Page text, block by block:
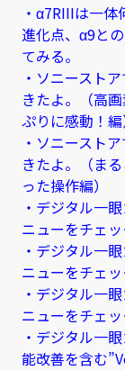
・α7RIIIは一
進化点、α9と
てみる。
・ソニースト
きたよ。（高
ぷりに感動！編
・ソニースト
きたよ。（ま
った操作編）
・デジタル一
ニューをチェッ
・デジタル一
ニューをチェッ
・デジタル一
ニューをチェッ
・デジタル一
能改善を含む